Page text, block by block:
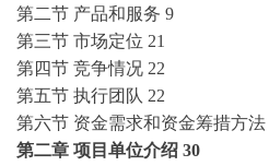
第二节 产品和服务 9
第三节 市场定位 21
第四节 竞争情况 22
第五节 执行团队 22
第六节 资金需求和资金筹措方法
第二章 项目单位介绍 30